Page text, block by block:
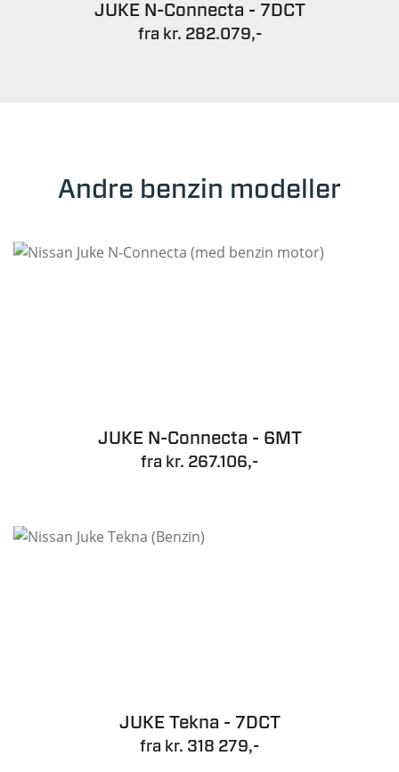
JUKE N-Connecta - 7DCT
fra kr. 282.079,-
Andre benzin modeller
JUKE N-Connecta - 6MT
fra kr. 267.106,-
JUKE Tekna - 7DCT
fra kr. 318 279,-